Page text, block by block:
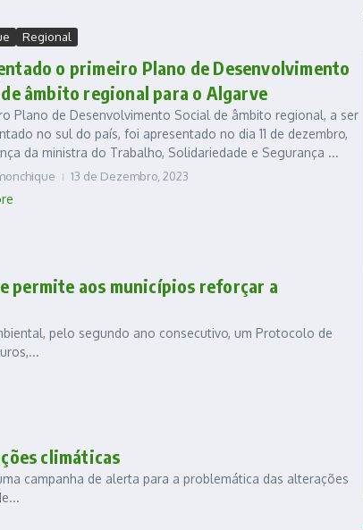
Regional
o primeiro Plano de Desenvolvimento
âmbito regional para o Algarve
Plano de Desenvolvimento Social de âmbito regional, a ser
no sul do país, foi apresentado no dia 11 de dezembro,
da ministra do Trabalho, Solidariedade e Segurança ...
13 de Dezembro, 2023
permite aos municípios reforçar a
pelo segundo ano consecutivo, um Protocolo de
climáticas
campanha de alerta para a problemática das alterações